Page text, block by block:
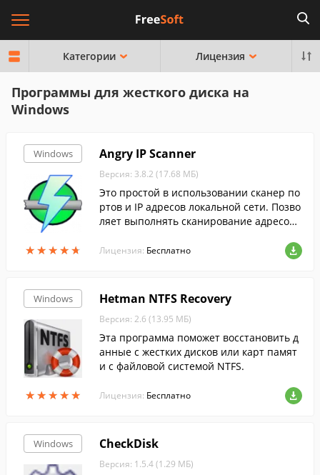
Категории Лицензия
Программы для жесткого диска на
Windows
Windows
★★★★★
★★★★★
Angry IP Scanner
Версия: 3.8.2 (17.68 МБ)
Это простой в использовании сканер по
ртов и IP адресов локальной сети. Позво
ляет выполнять сканирование адресов
Лицензия: Бесплатно
Windows
★★★★★
★★★★★
Hetman NTFS Recovery
Версия: 2.6 (13.95 МБ)
Эта программа поможет восстановить д
анные с жестких дисков или карт памят
и с файловой системой NTFS.
Лицензия: Бесплатно
Windows CheckDisk
Версия: 1.5.4 (1.29 МБ)